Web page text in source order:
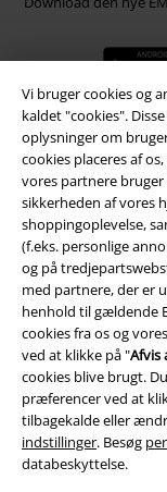
Vi bruger cookies og
kaldet "cookies".
oplysninger om
cookies placeres af
vores partnere
sikkerheden af ​​vores
shoppingoplevelse,
(f.eks. personlige
og på
med partnere, der er
henhold til gældende
cookies fra os og
ved at klikke på "Afvis
cookies blive brugt.
præferencer ved at
tilbagekalde eller
indstillinger. Besøg
databeskyttelse.
A
Juridisk